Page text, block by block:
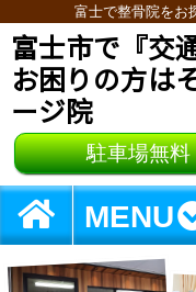
富士で整骨院をお
富士市で『交
お困りの方は
ージ院
駐車場無料
MENU